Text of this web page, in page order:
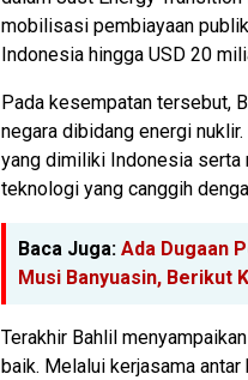
mobilisasi pembiayaan
Indonesia hingga USD 20
Pada kesempatan tersebut,
negara dibidang energi
yang dimiliki Indonesia serta
teknologi yang canggih
Baca Juga:Ada Dugaan
Musi Banyuasin, Berikut
Terakhir Bahlil
baik. Melalui kerjasama